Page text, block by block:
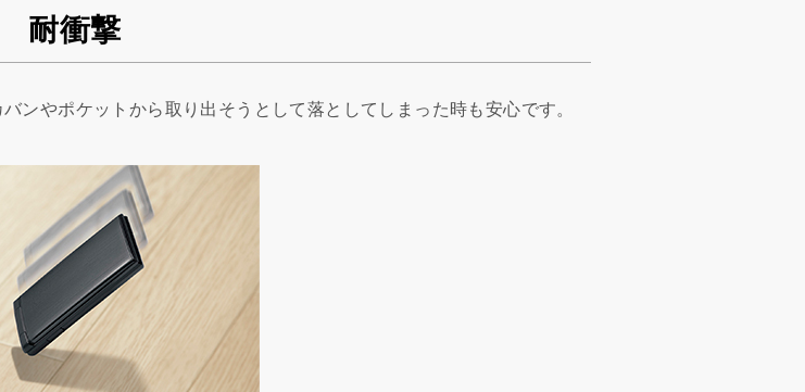
耐衝撃
ンやポケットから取り出そうとして落としてしまった時も安心です。